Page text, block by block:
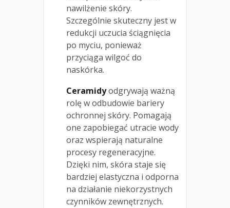
nawilżenie skóry.
Szczególnie skuteczny jest w
redukcji uczucia ściągnięcia
po myciu, ponieważ
przyciąga wilgoć do
naskórka.
Ceramidyodgrywają ważną
rolę w odbudowie bariery
ochronnej skóry. Pomagają
one zapobiegać utracie wody
oraz wspierają naturalne
procesy regeneracyjne.
Dzięki nim, skóra staje się
bardziej elastyczna i odporna
na działanie niekorzystnych
czynników zewnętrznych.